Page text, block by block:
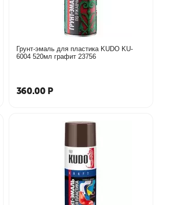
Грунт-эмаль для пластика KUDO KU-
6004 520мл графит 23756
360.00 Р